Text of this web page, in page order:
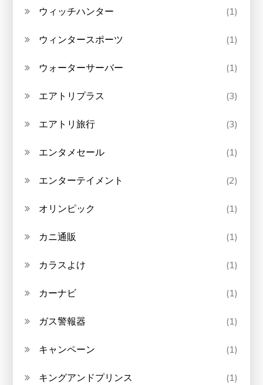
ウィッチハンター (1)
ウィンタースポーツ (1)
ウォーターサーバー (1)
エアトリプラス (3)
エアトリ旅行 (3)
エンタメセール (1)
エンターテイメント (2)
オリンピック (1)
カニ通販 (1)
カラスよけ (1)
カーナビ (1)
ガス警報器 (1)
キャンペーン (1)
キングアンドプリンス (1)